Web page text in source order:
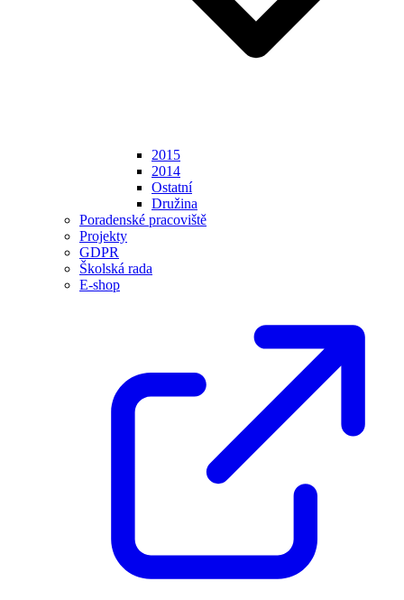
2015
2014
Ostatní
Družina
Poradenské pracoviště
Projekty
GDPR
Školská rada
E-shop